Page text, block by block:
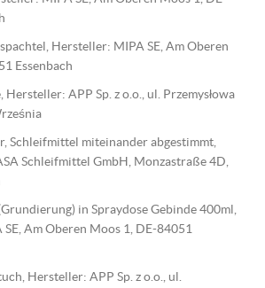
Hersteller: MIPA SE, Am Oberen
Essenbach
Hersteller: APP Sp. z o.o., ul. Przemysłowa
Schleifmittel miteinander abgestimmt,
Schleifmittel GmbH, Monzastraße 4D,
in Spraydose Gebinde 400ml,
Am Oberen Moos 1, DE-84051
Hersteller: APP Sp. z o.o., ul.